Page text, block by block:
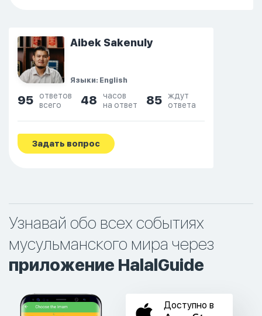
Aibek Sakenuly
Языки: English
95
ответов
всего
48
часов
на ответ
85
ждут
ответа
Задать вопрос
Узнавай обо всех событиях
мусульманского мира через
приложение HalalGuide
Доступно в